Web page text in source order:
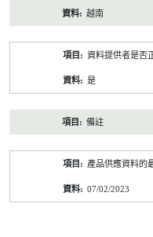
越南
資料提供者是否
是
備註
產品供應資料的
07/02/2023